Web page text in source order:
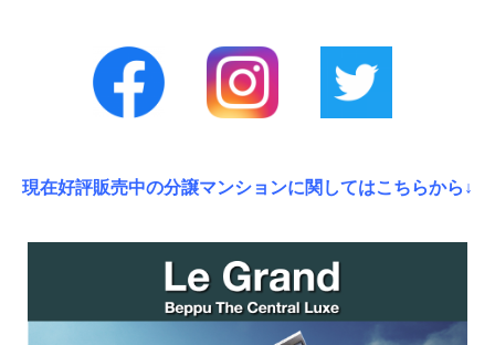
現在好評販売中の分譲マンションに関してはこちらから↓